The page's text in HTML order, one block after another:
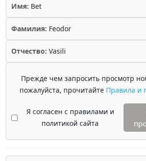
Имя: Bet
Фамилия: Feodor
Отчество: Vasili
Прежде чем запросить просмотр
пожалуйста, прочитайте Правила и
Я согласен с правилами и
политикой сайта